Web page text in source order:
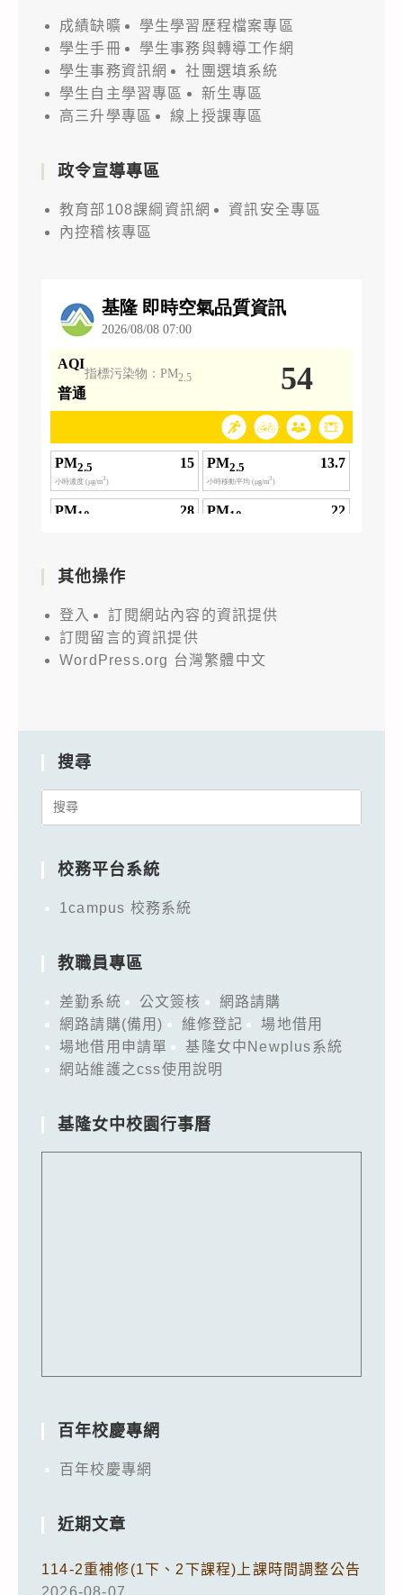
成績缺曠
學生學習歷程檔案專區
學生手冊
學生事務與轉導工作網
學生事務資訊網
社團選填系統
學生自主學習專區
新生專區
高三升學專區
線上授課專區
政令宣導專區
教育部108課綱資訊網
資訊安全專區
內控稽核專區
其他操作
登入
訂閱網站內容的資訊提供
訂閱留言的資訊提供
WordPress.org 台灣繁體中文
搜尋
Search
校務平台系統
1campus 校務系統
教職員專區
差勤系統 公文簽核
網路請購
網路請購(備用)
維修登記
場地借用
場地借用申請單
基隆女中Newplus系統
網站維護之css使用說明
基隆女中校園行事曆
百年校慶專網
百年校慶專網
近期文章
114-2重補修(1下、2下課程)上課時間調整公告
2026-08-07